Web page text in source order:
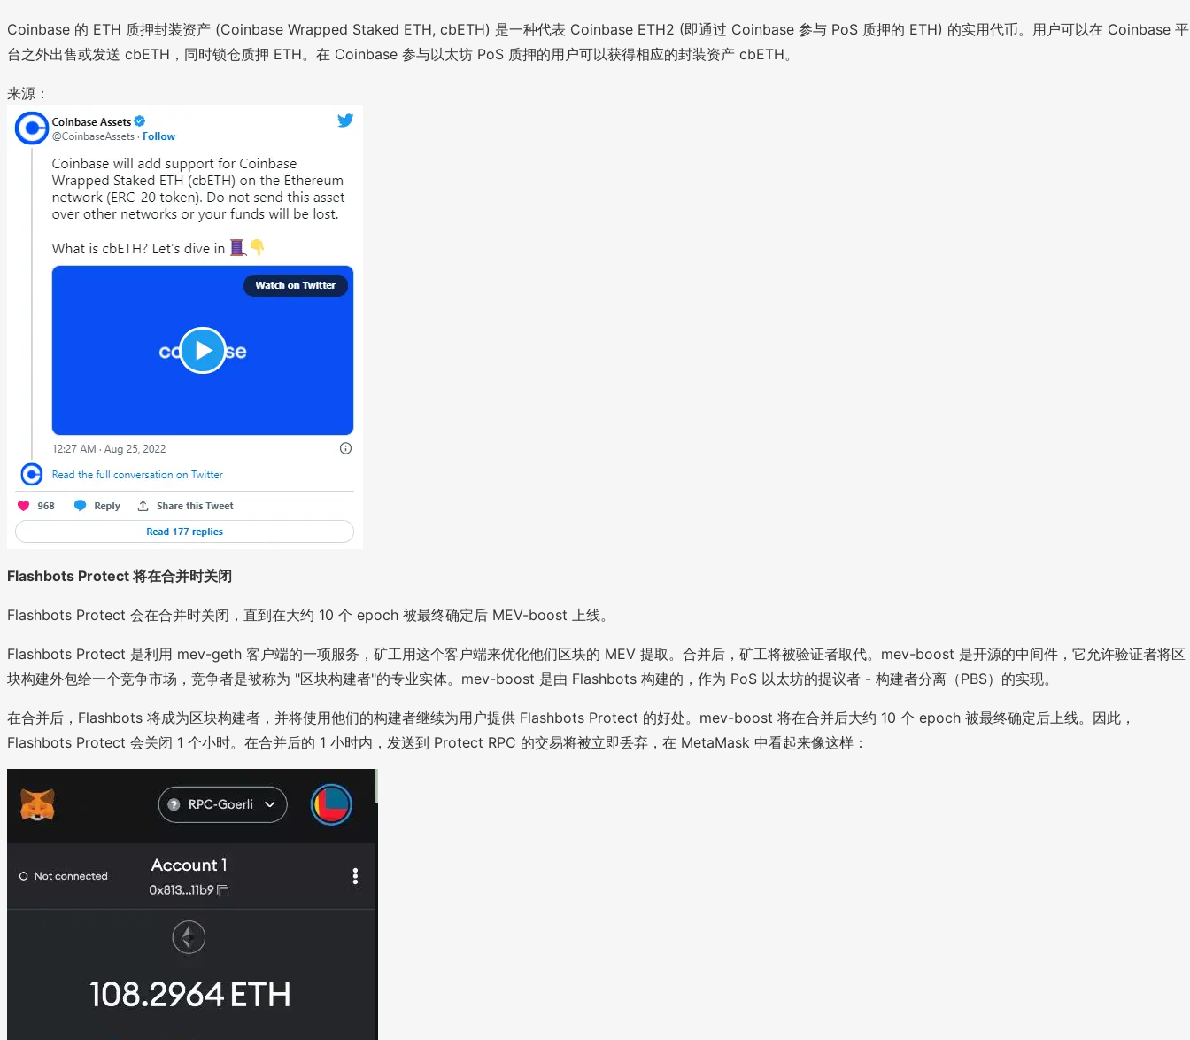
Coinbase 的 ETH 质押封装资产 (Coinbase Wrapped Staked ETH, cbETH) 是一种代表 Coinbase ETH2 (即通过 Coinbase 参与 PoS 质押的 ETH) 的实用代币。用户可以在 Coinbase 平
台之外出售或发送 cbETH，同时锁仓质押 ETH。在 Coinbase 参与以太坊 PoS 质押的用户可以获得相应的封装资产 cbETH。
来源：
Flashbots Protect 将在合并时关闭
Flashbots Protect 会在合并时关闭，直到在大约 10 个 epoch 被最终确定后 MEV-boost 上线。
Flashbots Protect 是利用 mev-geth 客户端的一项服务，矿工用这个客户端来优化他们区块的 MEV 提取。合并后，矿工将被验证者取代。mev-boost 是开源的中间件，它允许验证者将区
块构建外包给一个竞争市场，竞争者是被称为 "区块构建者"的专业实体。mev-boost 是由 Flashbots 构建的，作为 PoS 以太坊的提议者 - 构建者分离（PBS）的实现。
在合并后，Flashbots 将成为区块构建者，并将使用他们的构建者继续为用户提供 Flashbots Protect 的好处。mev-boost 将在合并后大约 10 个 epoch 被最终确定后上线。因此，
Flashbots Protect 会关闭 1 个小时。在合并后的 1 小时内，发送到 Protect RPC 的交易将被立即丢弃，在 MetaMask 中看起来像这样：